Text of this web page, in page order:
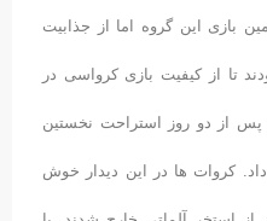
بازی این گروه اما از جذابیت
تا از کیفیت بازی کرواسی در
پس از دو روز استراحت نخستین
کروات ها در این دیدار خوش